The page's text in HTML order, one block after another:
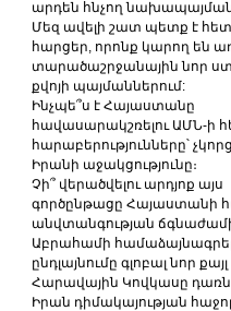
արդեն հնչող նախապայման
Մեզ ավելի շատ պետք է
հարցեր, որոնք կարող են
տարածաշրջանային նոր
քվոյի պայմաններում:
Ինչպե՞ս է Հայաստանը
հավասարակշռելու ԱՄՆ-ի
հարաբերությունները՝
Իրանի աջակցությունը։
Չի՞ վերածվելու արդյոք այս
գործընթացը Հայաստանի
անվտանգության
Աբրահամի
ընդլայնումը գլոբալ նոր
Հարավային Կովկասը
Իրան դիմակայության